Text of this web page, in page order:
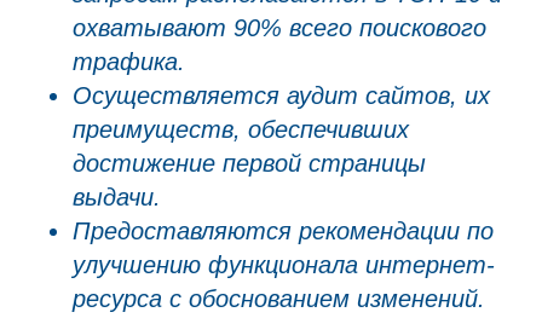
охватывают 90% всего поискового
трафика.
Осуществляется аудит сайтов, их
преимуществ, обеспечивших
достижение первой страницы
выдачи.
Предоставляются рекомендации по
улучшению функционала интернет-
ресурса с обоснованием изменений.